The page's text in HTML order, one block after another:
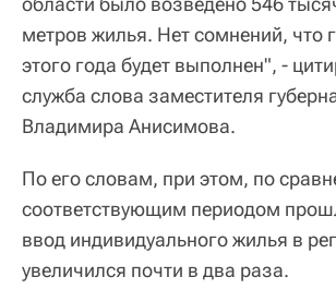
метров жилья. Нет сомнений, что
этого года будет выполнен", -
служба слова заместителя
Владимира Анисимова.
По его словам, при этом, по
соответствующим периодом
ввод индивидуального жилья в
увеличился почти в два раза.